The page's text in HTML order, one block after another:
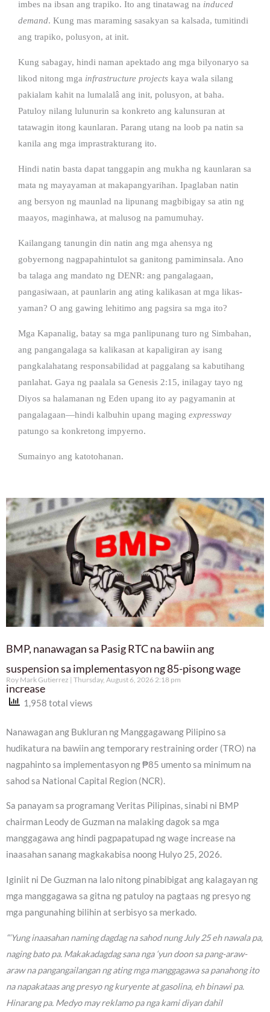
imbes na ibsan ang trapiko. Ito ang tinatawag na induced
demand. Kung mas maraming sasakyan sa kalsada, tumitindi
ang trapiko, polusyon, at init.
Kung sabagay, hindi naman apektado ang mga bilyonaryo sa
likod nitong mga infrastructure projects kaya wala silang
pakialam kahit na lumalalâ ang init, polusyon, at baha.
Patuloy nilang lulunurin sa konkreto ang kalunsuran at
tatawagin itong kaunlaran. Parang utang na loob pa natin sa
kanila ang mga imprastrakturang ito.
Hindi natin basta dapat tanggapin ang mukha ng kaunlaran sa
mata ng mayayaman at makapangyarihan. Ipaglaban natin
ang bersyon ng maunlad na lipunang magbibigay sa atin ng
maayos, maginhawa, at malusog na pamumuhay.
Kailangang tanungin din natin ang mga ahensya ng
gobyernong nagpapahintulot sa ganitong pamiminsala. Ano
ba talaga ang mandato ng DENR: ang pangalagaan,
pangasiwaan, at paunlarin ang ating kalikasan at mga likas-
yaman? O ang gawing lehitimo ang pagsira sa mga ito?
Mga Kapanalig, batay sa mga panlipunang turo ng Simbahan,
ang pangangalaga sa kalikasan at kapaligiran ay isang
pangkalahatang responsabilidad at paggalang sa kabutihang
panlahat. Gaya ng paalala sa Genesis 2:15, inilagay tayo ng
Diyos sa halamanan ng Eden upang ito ay pagyamanin at
pangalagaan—hindi kalbuhin upang maging expressway
patungo sa konkretong impyerno.
Sumainyo ang katotohanan.
BMP, nanawagan sa Pasig RTC na bawiin ang
suspension sa implementasyon ng 85-pisong wage
increase
Roy Mark Gutierrez Thursday, August 6, 2026 2:18 pm
1,958 total views
Nanawagan ang Bukluran ng Manggagawang Pilipino sa
hudikatura na bawiin ang temporary restraining order (TRO) na
nagpahinto sa implementasyon ng ₱85 umento sa minimum na
sahod sa National Capital Region (NCR).
Sa panayam sa programang Veritas Pilipinas, sinabi ni BMP
chairman Leody de Guzman na malaking dagok sa mga
manggagawa ang hindi pagpapatupad ng wage increase na
inaasahan sanang magkakabisa noong Hulyo 25, 2026.
Iginiit ni De Guzman na lalo nitong pinabibigat ang kalagayan ng
mga manggagawa sa gitna ng patuloy na pagtaas ng presyo ng
mga pangunahing bilihin at serbisyo sa merkado.
“‘Yung inaasahan naming dagdag na sahod nung July 25 eh nawala pa,
naging bato pa. Makakadagdag sana nga ‘yun doon sa pang-araw-
araw na pangangailangan ng ating mga manggagawa sa panahong ito
na napakataas ang presyo ng kuryente at gasolina, eh binawi pa.
Hinarang pa. Medyo may reklamo pa nga kami diyan dahil